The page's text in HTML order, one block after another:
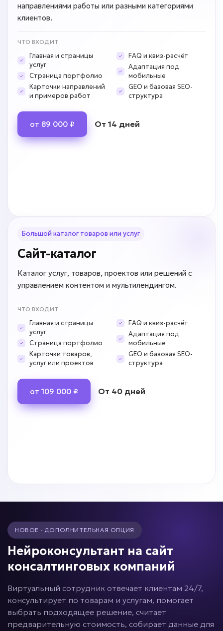
направлениями работы или разными категориями
клиентов.
ЧТО ВХОДИТ
Главная и страницы
услуг
Страница портфолио
Карточки направлений
и примеров работ
FAQ и квиз-расчёт
Адаптация под
мобильные
GEO и базовая SEO-
структура
от 89 000 ₽ От 14 дней
Большой каталог товаров или услуг
Сайт-каталог
Каталог услуг, товаров, проектов или решений с
управлением контентом и мультилендингом.
ЧТО ВХОДИТ
Главная и страницы
услуг
Страница портфолио
Карточки товаров,
услуг или проектов
FAQ и квиз-расчёт
Адаптация под
мобильные
GEO и базовая SEO-
структура
от 109 000 ₽ От 40 дней
НОВОЕ · ДОПОЛНИТЕЛЬНАЯ ОПЦИЯ
Нейроконсультант на сайт
консалтинговых компаний
Виртуальный сотрудник отвечает клиентам 24/7,
консультирует по товарам и услугам, помогает
выбрать подходящее решение, считает
предварительную стоимость, собирает данные для